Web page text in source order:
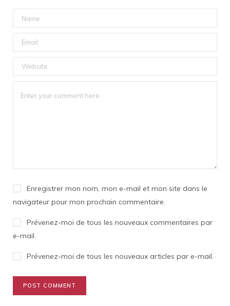
Enregistrer mon nom, mon e-mail et mon site dans le
navigateur pour mon prochain commentaire.
Prévenez-moi de tous les nouveaux commentaires par
e-mail.
Prévenez-moi de tous les nouveaux articles par e-mail.